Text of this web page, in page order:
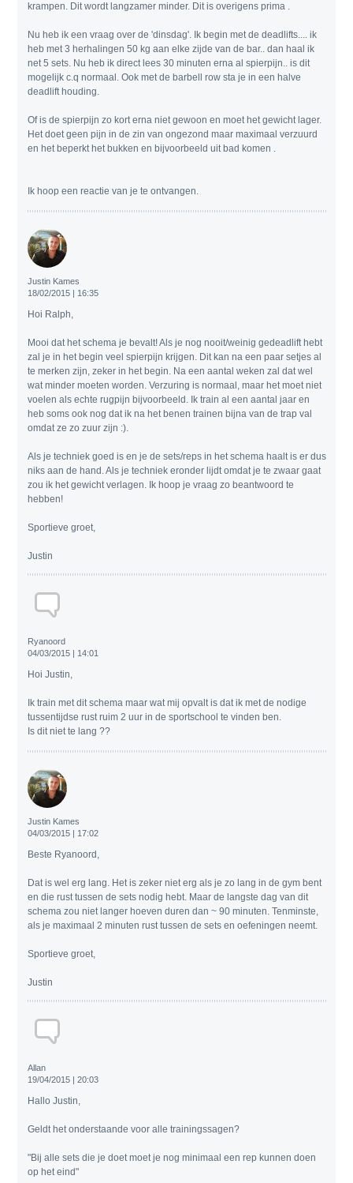
krampen. Dit wordt langzamer minder. Dit is overigens prima .
Nu heb ik een vraag over de 'dinsdag'. Ik begin met de deadlifts.... ik
heb met 3 herhalingen 50 kg aan elke zijde van de bar.. dan haal ik
net 5 sets. Nu heb ik direct lees 30 minuten erna al spierpijn.. is dit
mogelijk c.q normaal. Ook met de barbell row sta je in een halve
deadlift houding.
Of is de spierpijn zo kort erna niet gewoon en moet het gewicht lager.
Het doet geen pijn in de zin van ongezond maar maximaal verzuurd
en het beperkt het bukken en bijvoorbeeld uit bad komen .
Ik hoop een reactie van je te ontvangen.
Justin Kames
18/02/2015 | 16:35
Hoi Ralph,
Mooi dat het schema je bevalt! Als je nog nooit/weinig gedeadlift hebt
zal je in het begin veel spierpijn krijgen. Dit kan na een paar setjes al
te merken zijn, zeker in het begin. Na een aantal weken zal dat wel
wat minder moeten worden. Verzuring is normaal, maar het moet niet
voelen als echte rugpijn bijvoorbeeld. Ik train al een aantal jaar en
heb soms ook nog dat ik na het benen trainen bijna van de trap val
omdat ze zo zuur zijn :).
Als je techniek goed is en je de sets/reps in het schema haalt is er dus
niks aan de hand. Als je techniek eronder lijdt omdat je te zwaar gaat
zou ik het gewicht verlagen. Ik hoop je vraag zo beantwoord te
hebben!
Sportieve groet,
Justin
Ryanoord
04/03/2015 | 14:01
Hoi Justin,
Ik train met dit schema maar wat mij opvalt is dat ik met de nodige
tussentijdse rust ruim 2 uur in de sportschool te vinden ben.
Is dit niet te lang ??
Justin Kames
04/03/2015 | 17:02
Beste Ryanoord,
Dat is wel erg lang. Het is zeker niet erg als je zo lang in de gym bent
en die rust tussen de sets nodig hebt. Maar de langste dag van dit
schema zou niet langer hoeven duren dan ~ 90 minuten. Tenminste,
als je maximaal 2 minuten rust tussen de sets en oefeningen neemt.
Sportieve groet,
Justin
Allan
19/04/2015 | 20:03
Hallo Justin,
Geldt het onderstaande voor alle trainingssagen?
"Bij alle sets die je doet moet je nog minimaal een rep kunnen doen
op het eind"